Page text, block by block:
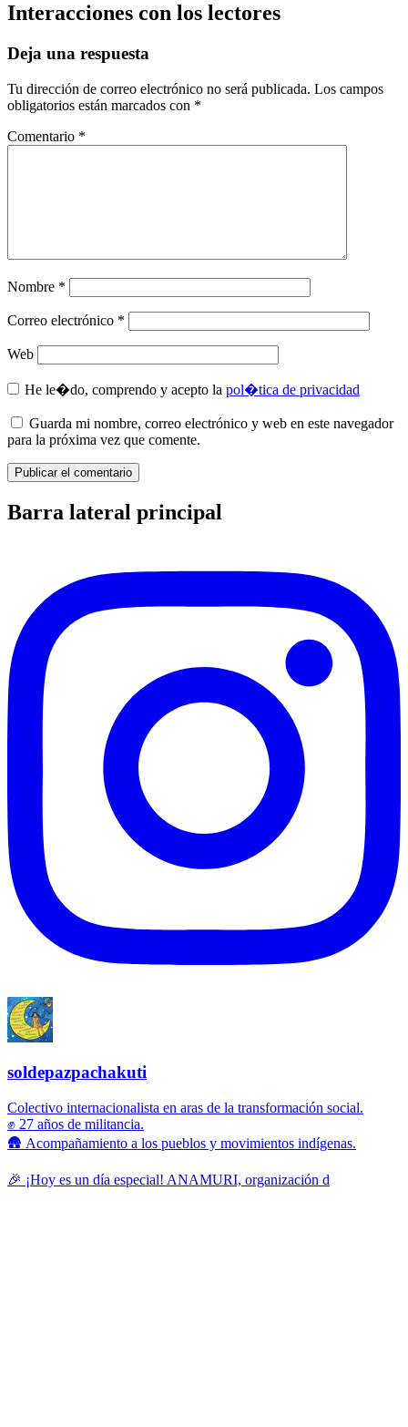
Interacciones con los lectores
Deja una respuesta
Tu dirección de correo electrónico no será publicada. Los campos
obligatorios están marcados con *
Comentario *
Nombre *
Correo electrónico *
Web
He le�do, comprendo y acepto la pol�tica de privacidad
Guarda mi nombre, correo electrónico y web en este navegador
para la próxima vez que comente.
Barra lateral principal
soldepazpachakuti
Colectivo internacionalista en aras de la transformación social.
✊ 27 años de militancia.
🛖 Acompañamiento a los pueblos y movimientos indígenas.
🎉 ¡Hoy es un día especial! ANAMURI, organización d